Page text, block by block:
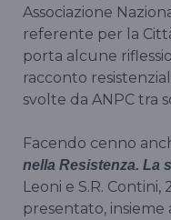
Associazione
referente per la
porta alcune
racconto
svolte da ANPC tra
Facendo cenno
nella Resistenza. La
Leoni e S.R. Contini,
presentato, insieme